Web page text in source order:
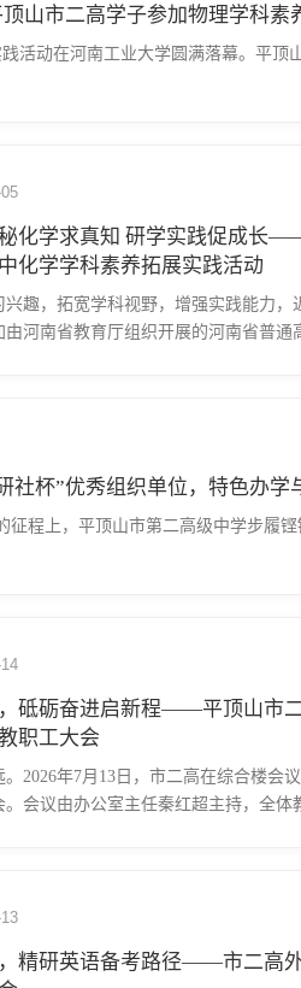
工大，知行合一满载而归 ——平顶山市二高学子参加
活动在河南工业大学圆满落幕。平顶
秘化学求真知 研学实践促成长
化学学科素养拓展实践活动
兴趣，拓宽学科视野，增强实践能力
由河南省教育厅组织开展的河南省普通
杯”优秀组织单位，特色办学
程上，平顶山市第二高级中学步履
砥砺奋进启新程——平顶山市
职工大会
2026年7月13日，市二高在综合楼会
会议由办公室主任秦红超主持，全体
精研英语备考路径——市二高